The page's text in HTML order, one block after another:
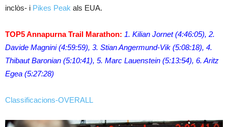
inclòs- i Pikes Peak als EUA.
TOP5 Annapurna Trail Marathon: 1. Kilian Jornet (4:46:05), 2.
Davide Magnini (4:59:59), 3. Stian Angermund-Vik (5:08:18), 4.
Thibaut Baronian (5:10:41), 5. Marc Lauenstein (5:13:54), 6. Aritz
Egea (5:27:28)
Classificacions-OVERALL